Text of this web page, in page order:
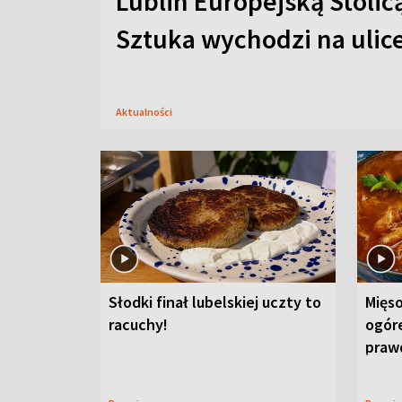
Sztuka wychodzi na
Aktualności
Słodki finał lubelskiej uczty to
racuchy!